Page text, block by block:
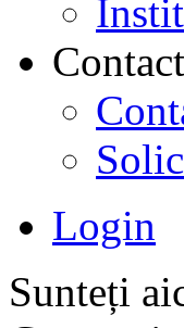
Contact
Login
Sunteți